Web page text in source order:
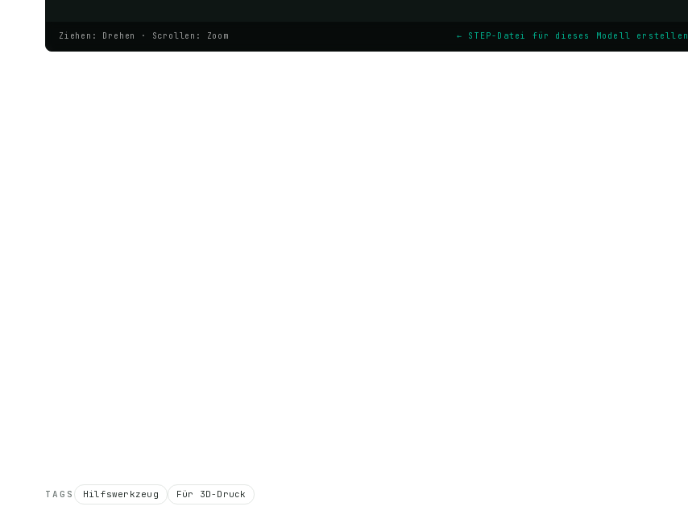
Ziehen: Drehen · Scrollen: Zoom ← STEP-Datei für dieses Modell erstellen
TAGS Hilfswerkzeug Für 3D-Druck